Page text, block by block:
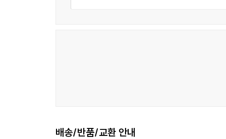
배송/반품/교환 안내